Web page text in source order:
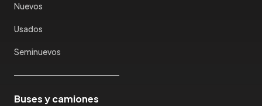
Nuevos
Usados
Seminuevos
Buses y camiones